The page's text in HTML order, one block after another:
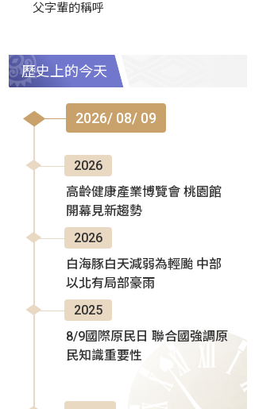
父字輩的稱呼
歷史上的今天
2026/ 08/ 09
2026
高齡健康產業博覽會 桃園館
開幕見新趨勢
2026
白海豚白天減弱為輕颱 中部
以北有局部豪雨
2025
8/9國際原民日 聯合國強調原
民知識重要性